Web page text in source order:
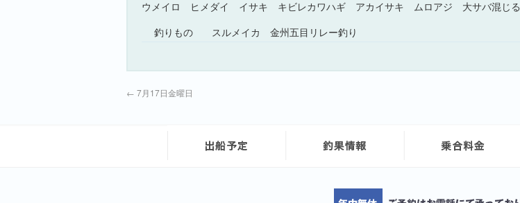
ウメイロ ヒメダイ イサキ キビレカワハギ アカイサキ ムロアジ 大サバ混じる
釣りもの スルメイカ 金州五目リレー釣り
← 7月17日金曜日